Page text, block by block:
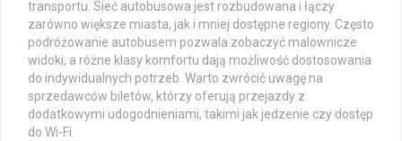
transportu. Sieć autobusowa jest rozbudowana i łączy
zarówno większe miasta, jak i mniej dostępne regiony. Często
podróżowanie autobusem pozwala zobaczyć malownicze
widoki, a różne klasy komfortu dają możliwość dostosowania
do indywidualnych potrzeb. Warto zwrócić uwagę na
sprzedawców biletów, którzy oferują przejazdy z
dodatkowymi udogodnieniami, takimi jak jedzenie czy dostęp
do Wi-Fi.